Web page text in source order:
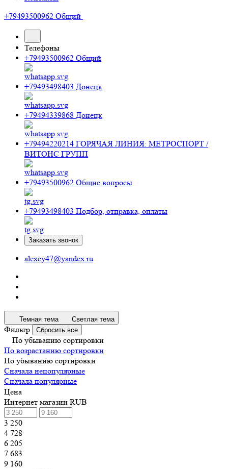
+79493500962 Общий
Телефоны
+79493500962 Общий
+79493498403 Донецк
+79494339868 Донецк
+79494220214 ГОРЯЧАЯ ЛИНИЯ: МЕТРОСПОРТ /
ВИТОНС ГРУПП
+79493500962 Общие вопросы
+79493498403 Подбор, отправка, оплаты
Заказать звонок
alexey47@yandex.ru
Темная тема Светлая тема
Фильтр Сбросить все
По убыванию сортировки
По возрастанию сортировки
По убыванию сортировки
Сначала непопулярные
Сначала популярные
Цена
Интернет магазин RUB
3 250
4 728
6 205
7 683
9 160